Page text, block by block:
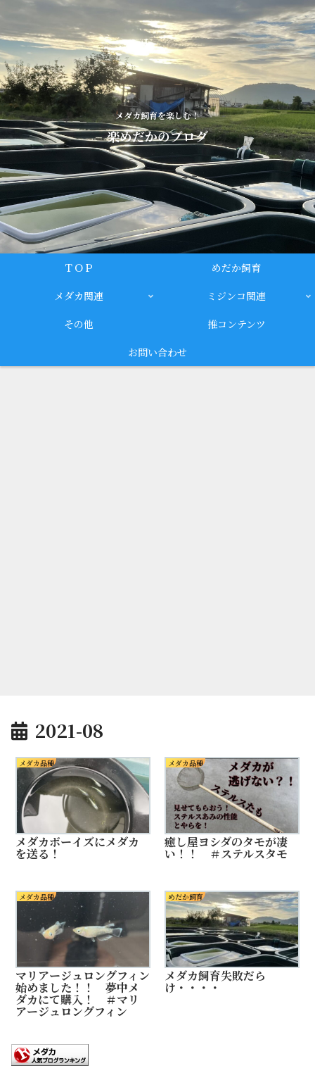
メダカ飼育を楽しむ！
楽めだかのブログ
ＴＯＰ
めだか飼育
メダカ関連
ミジンコ関連
その他
推コンテンツ
お問い合わせ
2021-08
メダカ品種
メダカボーイズにメダカ
を送る！
メダカ品種
癒し屋ヨシダのタモが凄
い！！ ＃ステルスタモ
メダカ品種
マリアージュロングフィン
始めました！！ 夢中メ
ダカにて購入！ ＃マリ
アージュロングフィン
めだか飼育
メダカ飼育失敗だら
け・・・・